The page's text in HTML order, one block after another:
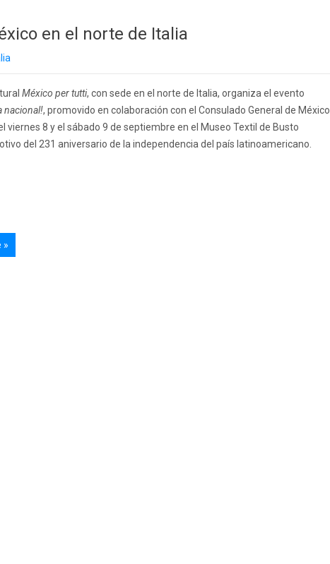
en el norte de Italia
México per tutti, con sede en el norte de Italia, organiza el evento
nacional!, promovido en colaboración con el Consulado General de México
viernes 8 y el sábado 9 de septiembre en el Museo Textil de Busto
del 231 aniversario de la independencia del país latinoamericano.
»